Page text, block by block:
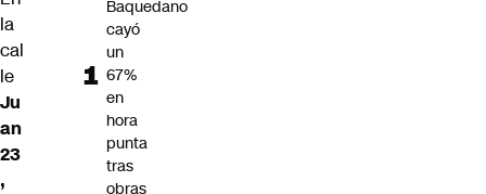
la
cal
le
Ju
an
23
,
Baquedano
cayó
un
67%
en
hora
punta
tras
obras